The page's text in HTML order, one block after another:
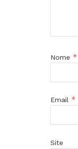
Nome *
Email *
Site